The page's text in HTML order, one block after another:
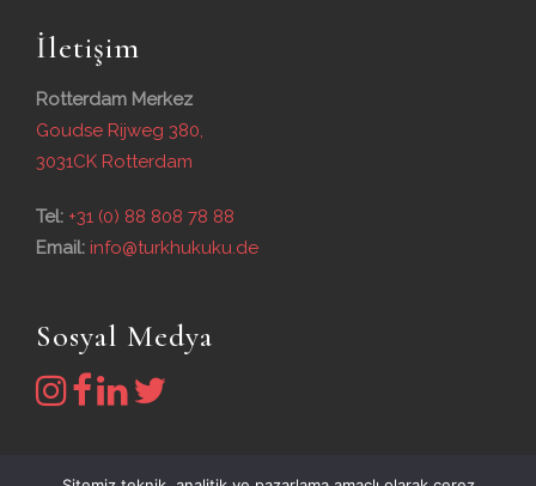
İletişim
Rotterdam Merkez
Goudse Rijweg 380,
3031CK Rotterdam
Tel: +31 (0) 88 808 78 88
Email: info@turkhukuku.de
Sosyal Medya